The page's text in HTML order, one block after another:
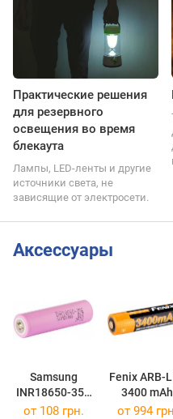
Практические решения
для резервного
освещения во время
блекаута
Лампы, LED-ленты и другие
источники света, не
зависящие от электросети.
Аксессуары
Samsung
INR18650-35E
3500 mAh 10 A
Fenix ARB-
3400 mAh
от 108 грн. от 994